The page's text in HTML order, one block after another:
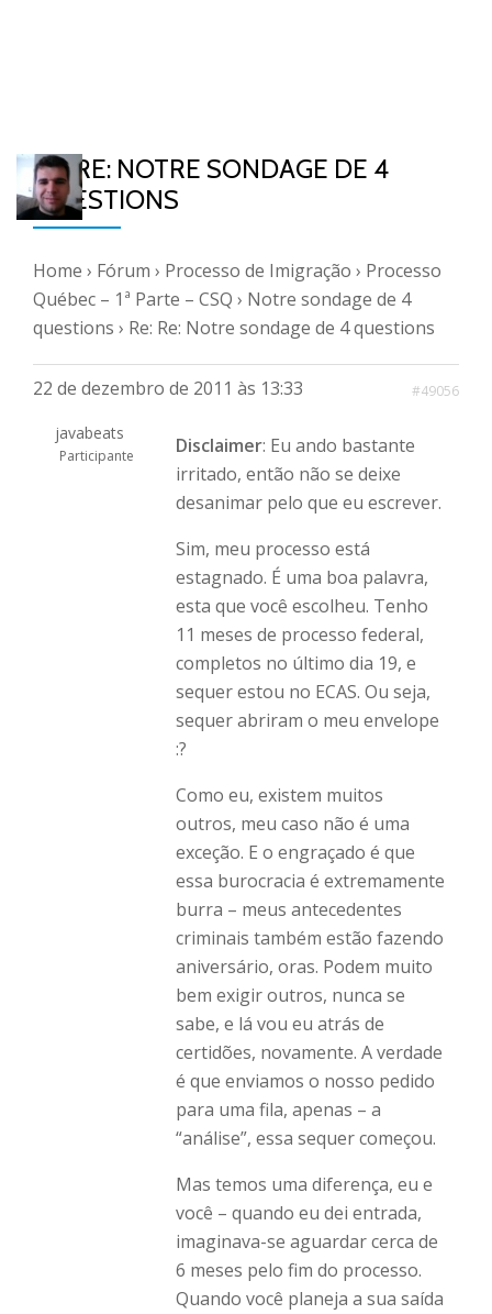
RE: RE: NOTRE SONDAGE DE 4
QUESTIONS
Home › Fórum › Processo de Imigração › Processo
Québec – 1ª Parte – CSQ › Notre sondage de 4
questions › Re: Re: Notre sondage de 4 questions
22 de dezembro de 2011 às 13:33 #49056
javabeats
Participante Disclaimer: Eu ando bastante
irritado, então não se deixe
desanimar pelo que eu escrever.
Sim, meu processo está
estagnado. É uma boa palavra,
esta que você escolheu. Tenho
11 meses de processo federal,
completos no último dia 19, e
sequer estou no ECAS. Ou seja,
sequer abriram o meu envelope
:?
Como eu, existem muitos
outros, meu caso não é uma
exceção. E o engraçado é que
essa burocracia é extremamente
burra – meus antecedentes
criminais também estão fazendo
aniversário, oras. Podem muito
bem exigir outros, nunca se
sabe, e lá vou eu atrás de
certidões, novamente. A verdade
é que enviamos o nosso pedido
para uma fila, apenas – a
“análise”, essa sequer começou.
Mas temos uma diferença, eu e
você – quando eu dei entrada,
imaginava-se aguardar cerca de
6 meses pelo fim do processo.
Quando você planeja a sua saída